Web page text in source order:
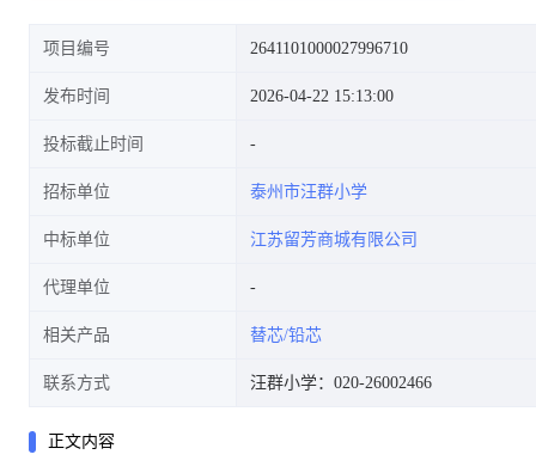
项目编号 2641101000027996710
发布时间 2026-04-22 15:13:00
投标截止时间
招标单位 泰州市汪群小学
中标单位 江苏留芳商城有限公司
代理单位
相关产品 替芯/铅芯
联系方式 汪群小学：020-26002466
正文内容